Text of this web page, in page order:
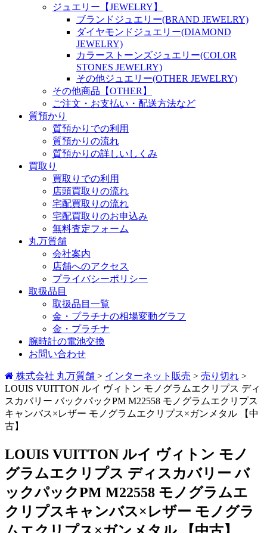
ジュエリー【JEWELRY】
ブランドジュエリー(BRAND JEWELRY)
ダイヤモンドジュエリー(DIAMOND
JEWELRY)
カラーストーンズジュエリー(COLOR
STONES JEWELRY)
その他ジュエリー(OTHER JEWELRY)
その他商品【OTHER】
ご注文・お支払い・配送方法など
質預かり
質預かりでの利用
質預かりの流れ
質預かりの詳しいしくみ
買取り
買取りでの利用
店頭買取りの流れ
宅配買取りの流れ
宅配買取りのお申込み
無料査定フォーム
丸万質舗
会社案内
店舗へのアクセス
プライバシーポリシー
取扱品目
取扱品目一覧
金・プラチナの相場変動グラフ
金・プラチナ
腕時計の電池交換
お問い合わせ
株式会社 丸万質舗 > インターネット販売 > 売り切れ >
LOUIS VUITTON ルイ ヴィトン モノグラムエクリプス ディ
スカバリー バックパックPM M22558 モノグラムエクリプス
キャンバス×レザー モノグラムエクリプス×ガンメタル 【中
古】
LOUIS VUITTON ルイ ヴィトン モノ
グラムエクリプス ディスカバリー バ
ックパックPM M22558 モノグラムエ
クリプスキャンバス×レザー モノグラ